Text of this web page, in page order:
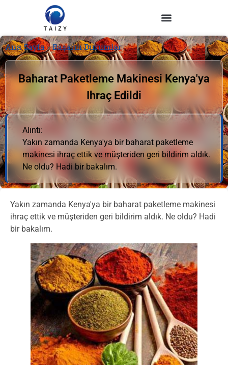
Ana Sayfa»Başarılı Durumlar
Baharat Paketleme Makinesi Kenya'ya
Ihraç Edildi
Alıntı:
Yakın zamanda Kenya'ya bir baharat paketleme
makinesi ihraç ettik ve müşteriden geri bildirim aldık.
Ne oldu? Hadi bir bakalım.
Yakın zamanda Kenya'ya bir baharat paketleme makinesi
ihraç ettik ve müşteriden geri bildirim aldık. Ne oldu? Hadi
bir bakalım.